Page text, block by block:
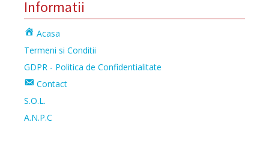
Informatii
Acasa
Termeni si Conditii
GDPR - Politica de Confidentialitate
Contact
S.O.L.
A.N.P.C